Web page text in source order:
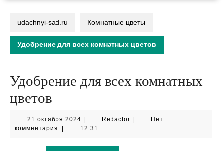
udachnyi-sad.ru Комнатные цветы
Удобрение для всех комнатных цветов
Удобрение для всех комнатных
цветов
21 октября 2024 21
октября
RedactorRedactor
Нет
комментария
12:31